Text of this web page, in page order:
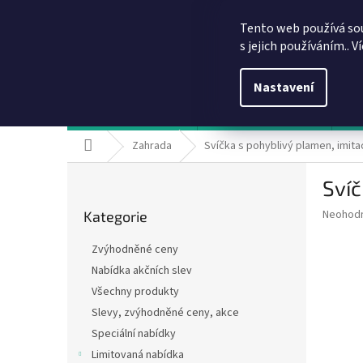
Tento web používá
s jejich používáním..
Nastavení
Domů Zahrada Svíčka s pohyblivý plamen,
kategorie
Kategorie
Zvýhodněné ceny
Nabídka akčních slev
Všechny produkty
Slevy, zvýhodněné ceny, akce
Speciální nabídky
Limitovaná nabídka